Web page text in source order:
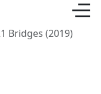
Bridges (2019)